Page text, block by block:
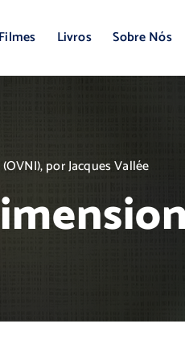
Filmes Livros Sobre Nós
por Jacques Vallée